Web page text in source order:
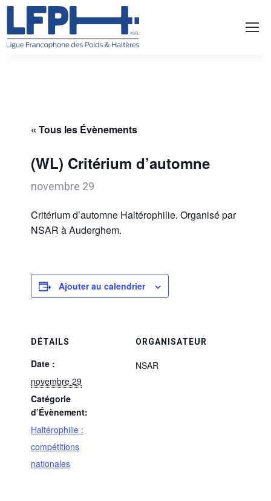
« Tous les Évènements
(WL) Critérium d’automne
novembre 29
Critérium d’automne Haltérophilie. Organisé par
NSAR à Auderghem.
Ajouter au calendrier
DÉTAILS
Date :
novembre 29
Catégorie
d’Évènement:
Haltérophilie :
compétitions
nationales
ORGANISATEUR
NSAR